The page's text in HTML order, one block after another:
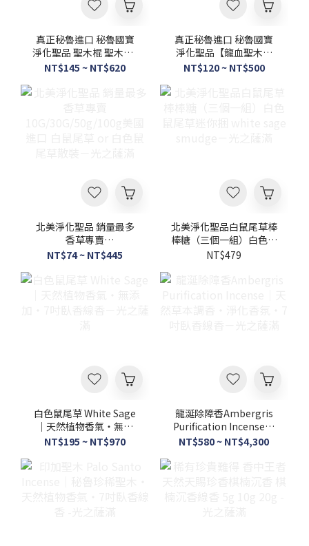
真正秘魯進口 秘魯國寶
淨化聖品 聖木棍 聖木條-
光之薩滿
NT$145 ~ NT$620
真正秘魯進口 秘魯國寶
淨化聖品【龍血聖木棍
聖木條】Dragon’s
NT$120 ~ NT$500
北美淨化聖品 銷量最多
香草專賣
10G/30G/50g/100g美國
NT$74 ~ NT$445
北美淨化聖品白鼠尾草棒
棒糖（三個一組）白色鼠
尾草迷你捆 white sage
NT$479
白色鼠尾草 White Sage
｜天然植物香氣・無添
加・7吋臥香線香－光之
NT$195 ~ NT$970
龍涎除障香Ambergris
Purification Incense｜
天然草本調香・淨化香
NT$580 ~ NT$4,300